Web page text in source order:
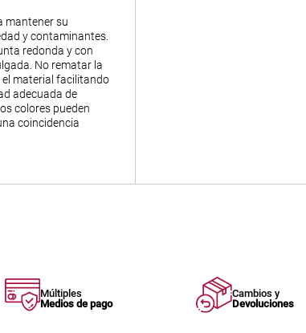
mantener su
y contaminantes.
redonda y con
No rematar la
material facilitando
adecuada de
colores pueden
coincidencia
Múltiples
Medios de pago
Cambios y
Devoluciones